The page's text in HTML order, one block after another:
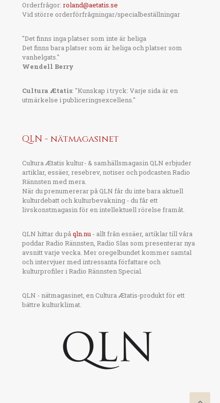
Orderfrågor: roland@aetatis.se
Vid större orderförfrågningar/specialbeställningar
"Det finns inga platser som inte är heliga
Det finns bara platser som är heliga och platser som
vanhelgats."
Wendell Berry
Cultura Ætatis: "Kunskap i tryck: Varje sida är en
utmärkelse i publiceringsexcellens."
QLN - nätmagasinet
Cultura Ætatis kultur- & samhällsmagasin QLN erbjuder
artiklar, essäer, resebrev, notiser och podcasten Radio
Rännsten med mera.
När du prenumererar på QLN får du inte bara aktuell
kulturdebatt och kulturbevakning - du får ett
livskonstmagasin för en intellektuell rörelse framåt.
QLN hittar du påqln.nu - allt från essäer, artiklar till våra
poddar Radio Rännsten, Radio Slas som presenterar nya
avsnitt varje vecka. Mer oregelbundet kommer samtal
och intervjuer med intressanta författare och
kulturprofiler i Radio Rännsten Special.
QLN - nätmagasinet, en Cultura Ætatis-produkt för ett
bättre kulturklimat.